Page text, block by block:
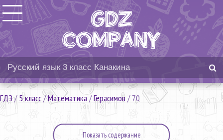
ГДЗ/5 класс/Математика/Герасимов/70
Показать содержание